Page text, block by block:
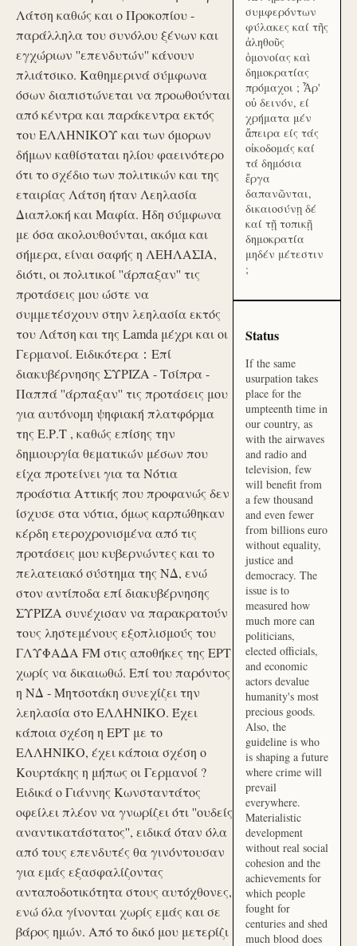
Λάτση καθώς και ο Προκοπίου -
παράλληλα του συνόλου ξένων και
εγχώριων ''επενδυτών'' κάνουν
πλιάτσικο. Καθημερινά σύμφωνα
όσων διαπιστώνεται να προωθούνται
από κέντρα και παράκεντρα εκτός
του ΕΛΛΗΝΙΚΟΥ και των όμορων
δήμων καθίσταται ηλίου φαεινότερο
ότι το σχέδιο των πολιτικών και της
εταιρίας Λάτση ήταν Λεηλασία
Διαπλοκή και Μαφία. Ήδη σύμφωνα
με όσα ακολουθούνται, ακόμα και
σήμερα, είναι σαφής η ΛΕΗΛΑΣΙΑ,
διότι, οι πολιτικοί ''άρπαξαν'' τις
προτάσεις μου ώστε να
συμμετέσχουν στην λεηλασία εκτός
του Λάτση και της Lamda μέχρι και οι
Γερμανοί. Ειδικότερα：Επί
διακυβέρνησης ΣΥΡΙΖΑ - Τσίπρα -
Παππά ''άρπαξαν'' τις προτάσεις μου
για αυτόνομη ψηφιακή πλατφόρμα
της Ε.Ρ.Τ , καθώς επίσης την
δημιουργία θεματικών μέσων που
είχα προτείνει για τα Νότια
προάστια Αττικής που προφανώς δεν
ίσχυσε στα νότια, όμως καρπώθηκαν
κέρδη ετεροχρονισμένα από τις
προτάσεις μου κυβερνώντες και το
πελατειακό σύστημα της ΝΔ, ενώ
στον αντίποδα επί διακυβέρνησης
ΣΥΡΙΖΑ συνέχισαν να παρακρατούν
τους ληστεμένους εξοπλισμούς του
ΓΛΥΦΑΔΑ FM στις αποθήκες της ΕΡΤ
χωρίς να δικαιωθώ. Επί του παρόντος
η ΝΔ - Μητσοτάκη συνεχίζει την
λεηλασία στο ΕΛΛΗΝΙΚΟ. Έχει
κάποια σχέση η ΕΡΤ με το
ΕΛΛΗΝΙΚΟ, έχει κάποια σχέση ο
Κουρτάκης η μήπως οι Γερμανοί ?
Ειδικά ο Γιάννης Κωνσταντάτος
οφείλει πλέον να γνωρίζει ότι ''ουδείς
αναντικατάστατος'', ειδικά όταν όλα
από τους επενδυτές θα γινόντουσαν
για εμάς εξασφαλίζοντας
ανταποδοτικότητα στους αυτόχθονες,
ενώ όλα γίνονται χωρίς εμάς και σε
βάρος ημών. Από το δικό μου μετερίζι
συμφερόντων
φύλακες καί τῆς
ἀληθοῦς
ὁμονοίας καὶ
δημοκρατίας
πρόμαχοι ; Ἆρ'
οὐ δεινόν, εί
χρήματα μέν
ἄπειρα είς τάς
οἰκοδομάς καί
τά δημόσια
ἔργα
δαπανῶνται,
δικαιοσύνῃ δέ
καί τῇ τοπικῇ
δημοκρατία
μηδέν μέτεστιν
;
Status
If the same
usurpation takes
place for the
umpteenth time in
our country, as
with the airwaves
and radio and
television, few
will benefit from
a few thousand
and even fewer
from billions euro
without equality,
justice and
democracy. The
issue is to
measured how
much more can
politicians,
elected officials,
and economic
actors devalue
humanity's most
precious goods.
Also, the
guideline is who
is shaping a future
where crime will
prevail
everywhere.
Materialistic
development
without real social
cohesion and the
achievements for
which people
fought for
centuries and shed
much blood does